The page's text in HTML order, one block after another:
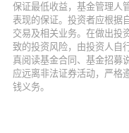
保证最低收益，基金管理人
表现的保证。投资者应根据
交易及相关业务。在做出投
致的投资风险，由投资人自
真阅读基金合同、基金招募
应远离非法证券活动，严格
钱义务。